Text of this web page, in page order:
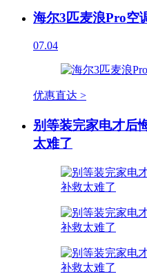
海尔3匹麦浪Pro空
07.04
优惠直达 >
别等装完家电才后
太难了